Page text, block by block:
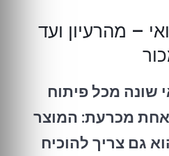
– מהרעיון ועד
שונה מכל פיתוח
מכרעת: המוצר
גם צריך להוכיח